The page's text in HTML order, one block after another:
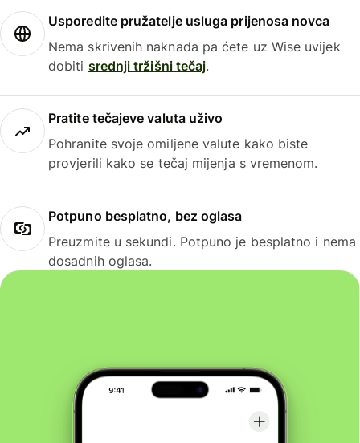
Usporedite pružatelje usluga prijenosa novca
Nema skrivenih naknada pa ćete uz Wise uvijek
dobiti srednji tržišni tečaj.
Pratite tečajeve valuta uživo
Pohranite svoje omiljene valute kako biste
provjerili kako se tečaj mijenja s vremenom.
Potpuno besplatno, bez oglasa
Preuzmite u sekundi. Potpuno je besplatno i nema
dosadnih oglasa.